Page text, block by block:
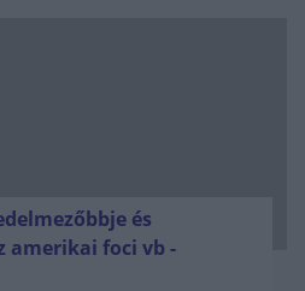
és
amerikai foci vb -